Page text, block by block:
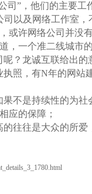
司 ”，他们的主要工
以及网络工作室
或许网络公司并没
，一个准二线城市
？ 龙诚互联给出的
照，有N年的网站
不是持续性的为
应的保障；
往往是大众的所